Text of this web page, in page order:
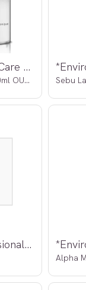
*Environ Focus Care Clarity+
Sebu Clear Mask 50ml OUTLET
*Environ Professional OUTLET